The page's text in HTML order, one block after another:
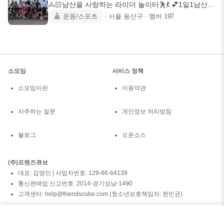
🚴🏻남산을 사랑하는 라이더 놀이터🕺💃 💕1일1남산
🚴🏻남산365일 남산
운동/스포츠 ∙ 서울 용산구 ∙ 멤버 197
소모임
소모임이란
자주하는 질문
블로그
서비스 정책
이용약관
개인정보 처리방침
오픈소스
(주)프렌즈큐브
대표: 김영민 | 사업자번호: 129-86-64139
통신판매업 신고번호: 2014-경기성남-1490
고객센터: help@friendscube.com (청소년보호책임자: 한민균)